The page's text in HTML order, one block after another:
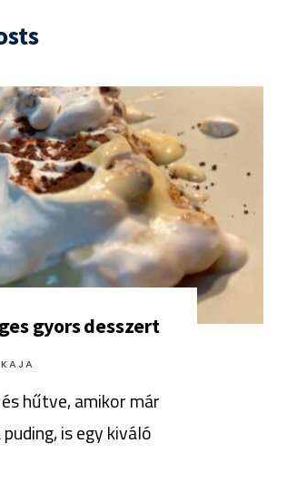
gyors desszert
KAJA
hűtve, amikor már
is egy kiváló